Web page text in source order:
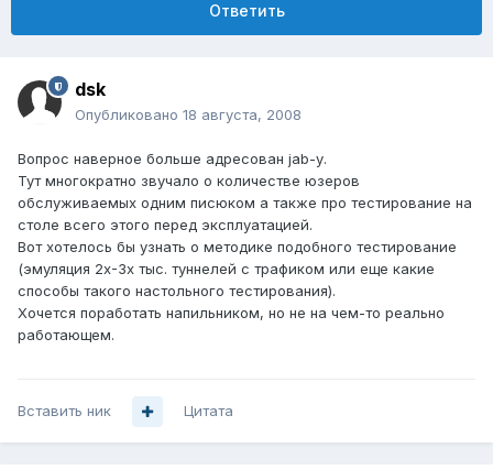
Ответить
dsk
Опубликовано 18 августа, 2008
Вопрос наверное больше адресован jab-у.
Тут многократно звучало о количестве юзеров
обслуживаемых одним писюком а также про тестирование на
столе всего этого перед эксплуатацией.
Вот хотелось бы узнать о методике подобного тестирование
(эмуляция 2х-3х тыс. туннелей с трафиком или еще какие
способы такого настольного тестирования).
Хочется поработать напильником, но не на чем-то реально
работающем.
Вставить ник Цитата